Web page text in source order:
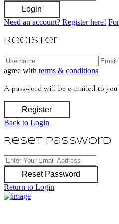
Login
Need an account? Register here!
Register
agree with terms & conditions
A password will be e-mailed to you
Register
Back to Login
Reset Password
Reset Password
Return to Login